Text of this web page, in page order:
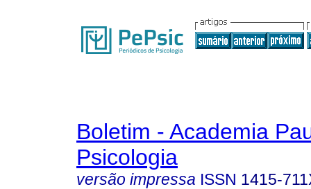
Boletim - Academia
Psicologia
versão impressa ISSN 1415-